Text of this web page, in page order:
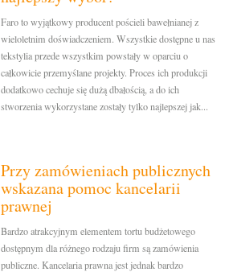
Faro to wyjątkowy producent pościeli bawełnianej z
wieloletnim doświadczeniem. Wszystkie dostępne u nas
tekstylia przede wszystkim powstały w oparciu o
całkowicie przemyślane projekty. Proces ich produkcji
dodatkowo cechuje się dużą dbałością, a do ich
stworzenia wykorzystane zostały tylko najlepszej jak...
Przy zamówieniach publicznych
wskazana pomoc kancelarii
prawnej
Bardzo atrakcyjnym elementem tortu budżetowego
dostępnym dla różnego rodzaju firm są zamówienia
publiczne. Kancelaria prawna jest jednak bardzo